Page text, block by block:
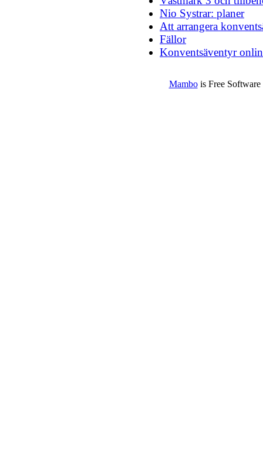
Nio Systrar: planer
Att arrangera
Fällor
Konventsäventyr
Mambois Free Software